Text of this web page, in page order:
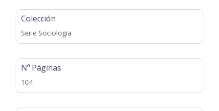
Colección
Serie Sociologia
Nº Páginas
104